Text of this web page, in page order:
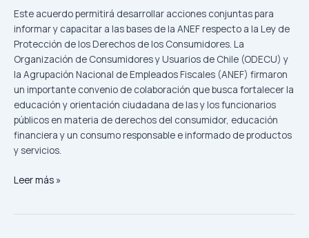
Este acuerdo permitirá desarrollar acciones conjuntas para
informar y capacitar a las bases de la ANEF respecto a la Ley de
Protección de los Derechos de los Consumidores. La
Organización de Consumidores y Usuarios de Chile (ODECU) y
la Agrupación Nacional de Empleados Fiscales (ANEF) firmaron
un importante convenio de colaboración que busca fortalecer la
educación y orientación ciudadana de las y los funcionarios
públicos en materia de derechos del consumidor, educación
financiera y un consumo responsable e informado de productos
y servicios.
del
consumidor
Leer más »